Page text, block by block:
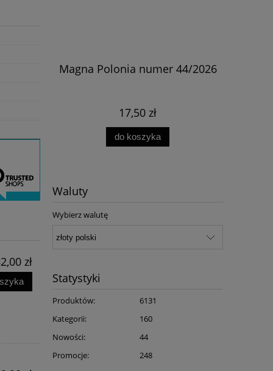
zł
Magna Polonia numer 44/2026
17,50 zł
do koszyka
Waluty
Wybierz walutę
Statystyki
Produktów:
6131
Kategorii:
160
Nowości:
44
Promocje:
248